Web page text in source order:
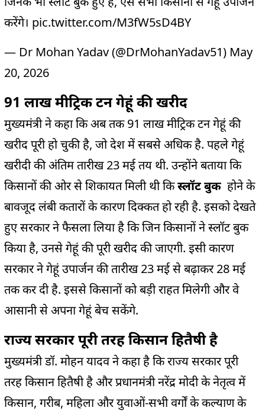
करेंगे। pic.twitter.com/M3fW5sD4BY
— Dr Mohan Yadav (@DrMohanYadav51) May
20, 2026
91 लाख मीट्रिक टन गेहूं की खरीद
मुख्यमंत्री ने कहा कि अब तक 91 लाख मीट्रिक टन गेहूं की
खरीद पूरी हो चुकी है, जो देश में सबसे अधिक है. पहले गेहूं
खरीदी की अंतिम तारीख 23 मई तय थी. उन्होंने बताया कि
किसानों की ओर से शिकायत मिली थी किस्लॉट बुक होने के
बावजूद लंबी कतारों के कारण दिक्कत हो रही है. इसको देखते
हुए सरकार ने फैसला लिया है कि जिन किसानों ने स्लॉट बुक
किया है, उनसे गेहूं की पूरी खरीद की जाएगी. इसी कारण
सरकार ने गेहूं उपार्जन की तारीख 23 मई से बढ़ाकर 28 मई
तक कर दी है. इससे किसानों को बड़ी राहत मिलेगी और वे
आसानी से अपना गेहूं बेच सकेंगे.
राज्य सरकार पूरी तरह किसान हितैषी है
मुख्यमंत्री डॉ. मोहन यादव ने कहा है कि राज्य सरकार पूरी
तरह किसान हितैषी है और प्रधानमंत्री नरेंद्र मोदी के नेतृत्व में
किसान, गरीब, महिला और युवाओं-सभी वर्गों के कल्याण के